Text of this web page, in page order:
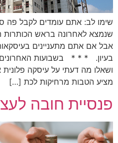
שימו לב: אתם עומדים לקבל פה
שנמצא לאחרונה בראש הכותרות
אבל אם אתם מתעניינים
בעיון. * * * בשבועות
ושאלו מה דעתי על עיסקה פלונית
מציע הטבות מרחיקות לכת […]
פנסיית חובה